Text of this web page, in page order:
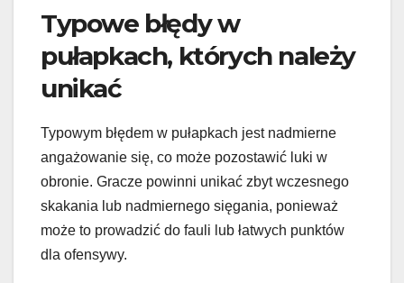
Typowe błędy w
pułapkach, których należy
unikać
Typowym błędem w pułapkach jest nadmierne
angażowanie się, co może pozostawić luki w
obronie. Gracze powinni unikać zbyt wczesnego
skakania lub nadmiernego sięgania, ponieważ
może to prowadzić do fauli lub łatwych punktów
dla ofensywy.